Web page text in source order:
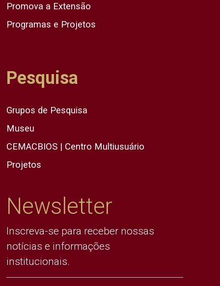
Promova a Extensão
Programas e Projetos
Pesquisa
Grupos de Pesquisa
Museu
CEMACBIOS | Centro Multiusuário
Projetos
Newsletter
Inscreva-se para receber nossas
notícias e informações
institucionais.